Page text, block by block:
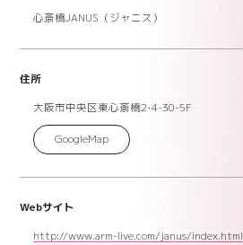
心斎橋JANUS（ジャニス）
住所
大阪市中央区東心斎橋2-4-30-5F
GoogleMap
Webサイト
http://www.arm-live.com/janus/index.html